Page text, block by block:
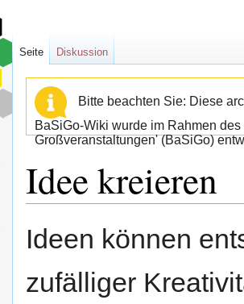
Bitte beachten Sie: Diese
BaSiGo-Wiki wurde im Rahmen
Großveranstaltungen' (BaSiGo)
Idee kreieren
Navigation
Suche
Ideen können
zufälliger
Seite Diskussion